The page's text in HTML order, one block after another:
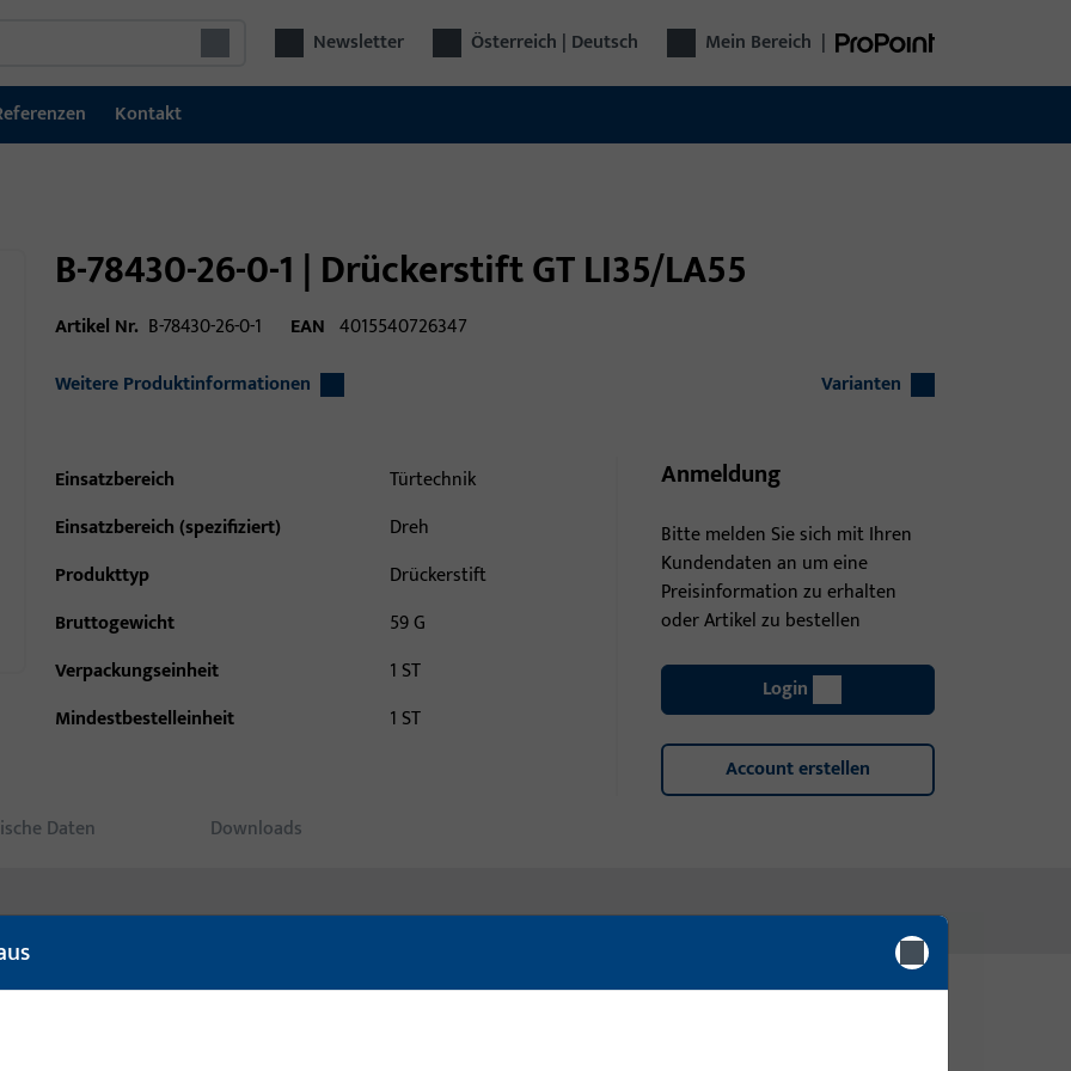
Newsletter Österreich | Deutsch Mein Bereich |
Kontakt
B-78430-26-0-1 | Drückerstift GT LI35/LA55
Artikel Nr. B-78430-26-0-1 EAN 4015540726347
Weitere Produktinformationen
Varianten
Einsatzbereich
Türtechnik
Einsatzbereich (spezifiziert)
Dreh
Produkttyp
Drückerstift
Bruttogewicht
59 G
Verpackungseinheit
1 ST
Mindestbestelleinheit
1 ST
Anmeldung
Bitte melden Sie sich mit Ihren
Kundendaten an um eine
Preisinformation zu erhalten
oder Artikel zu bestellen
Login
Account erstellen
Daten Downloads